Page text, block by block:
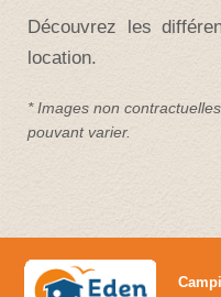
Découvrez les
location.
* Images non
pouvant varier.